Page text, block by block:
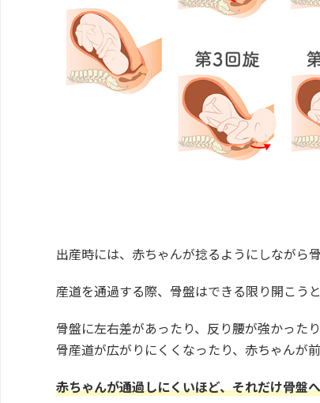
出産時には、赤ちゃんが捻るようにしながら
産道を通過する際、骨盤はできる限り開こうと
骨盤に左右差があったり、反り腰が強かったり
骨産道が広がりにくくなったり、赤ちゃんが
赤ちゃんが通過しにくいほど、それだけ骨盤